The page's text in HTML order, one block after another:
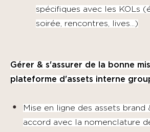
spécifiques avec les KOLs
soirée, rencontres, lives...)
Gérer & s'assurer de la bonne
plateforme d'assets interne
Mise en ligne des assets brand
accord avec la nomenclature